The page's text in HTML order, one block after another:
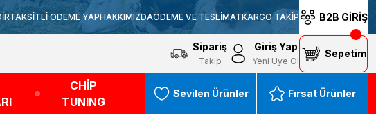
TAKSİTLİ ÖDEME YAPHAKKIMIZDAÖDEME VE TESLİMATKARGO TAKİP B2B GİRİŞ
Sipariş
Takip
Giriş Yap
Yeni Üye Ol
Sepetim
CHİP
TUNING
Sevilen Ürünler Fırsat Ürünler